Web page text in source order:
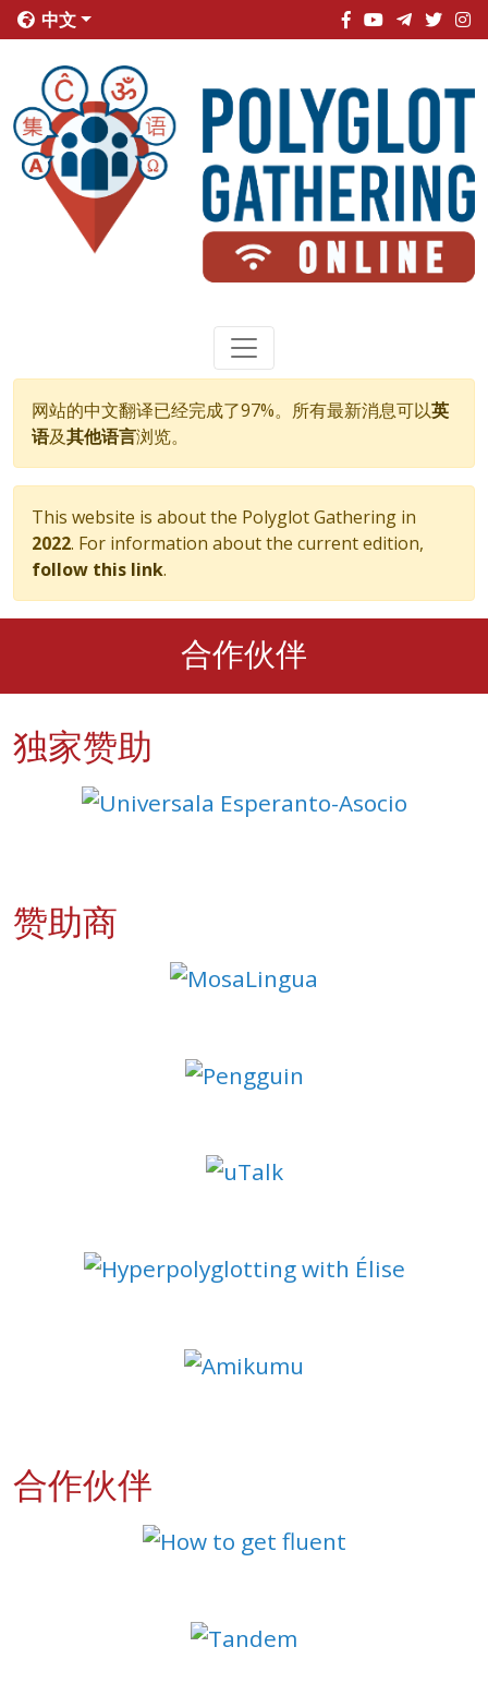
中文
网站的中文翻译已经完成了97%。所有最新消息可以英
语及其他语言浏览。
This website is about the Polyglot Gathering in
2022. For information about the current edition,
follow this link.
合作伙伴
独家赞助
赞助商
合作伙伴